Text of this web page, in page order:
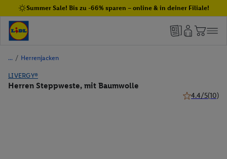
Summer Sale! Bis zu -66% sparen – online & in deiner Filiale!
/ Herrenjacken
LIVERGY®
Herren Steppweste, mit Baumwolle
4.4/5(10)